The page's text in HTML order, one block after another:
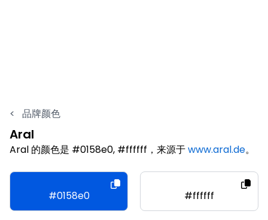
< 品牌颜色
Aral
Aral 的颜色是 #0158e0, #ffffff，来源于www.aral.de。
#0158e0 #ffffff